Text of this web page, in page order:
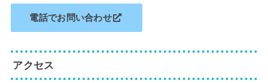
電話でお問い合わせ
アクセス